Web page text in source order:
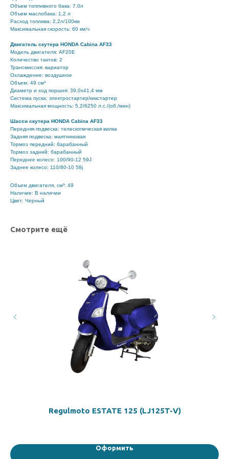
Объем топливного бака: 7.0л
Объем маслобака: 1,2 л
Расход топлива: 2,2л/100км
Максимальная скорость: 60 км/ч
Двигатель скутера HONDA Cabina AF33
Модель двигателя: AF20E
Количество тактов: 2
Трансмиссия: вариатор
Охлаждение: воздушное
Объем: 49 см³
Диаметр и ход поршня: 39,0х41,4 мм
Система пуска: электростартер/кикстартер
Максимальная мощность: 5,2/6250 л.с./(об./мин)
Шасси скутера HONDA Cabina AF33
Передняя подвеска: телескопическая вилка
Задняя подвеска: маятниковая
Тормоз передний: барабанный
Тормоз задний: барабанный
Переднее колесо: 100/90-12 59J
Заднее колесо: 110/80-10 58j
Объем двигателя, см³: 49
Наличие: В наличии
Цвет: Черный
Смотрите ещё
Regulmoto ESTATE 125 (LJ125T-V)
Оформить